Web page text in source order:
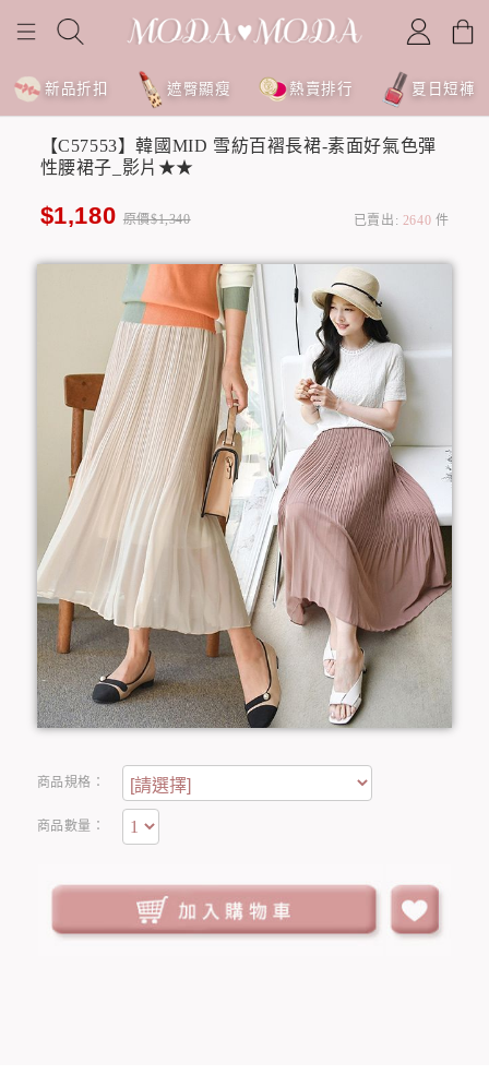
新品折扣 遮臀顯瘦 熱賣排行 夏日短褲
【C57553】韓國MID 雪紡百褶長裙-素面好氣色彈
性腰裙子_影片★★
$1,180 原價$1,340 已賣出: 2640 件
商品規格：
商品數量：